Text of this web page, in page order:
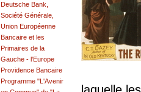
laquelle
Deutsche Bank,
Société Générale,
Union Européenne
Bancaire et les
Primaires de la
Gauche - l'Europe
Providence Bancaire
Programme "L'Avenir